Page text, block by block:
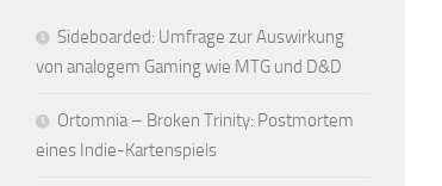
Sideboarded: Umfrage zur Auswirkung
von analogem Gaming wie MTG und D&D
Ortomnia – Broken Trinity: Postmortem
eines Indie-Kartenspiels